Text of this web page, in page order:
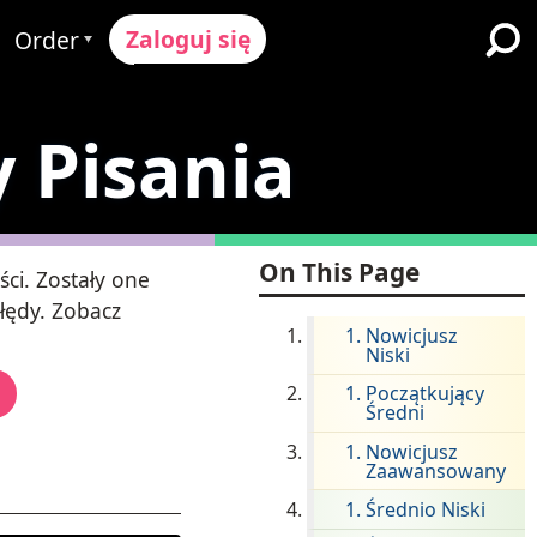
Szkoły K-12 i Dystrykty
Imersja w Dwujęzyczności
Programy dla Uczących się
Angielskiego
Wyższe Wykształcenie
Order
Cennik
Poproś o wycenę
Skontaktuj się z Wsparciem
Zaloguj się
Pisania
On This Page
Nowicjusz
Niski
Początkujący
Średni
Nowicjusz
Zaawansowany
Średnio Niski
Zostały one
Zobacz